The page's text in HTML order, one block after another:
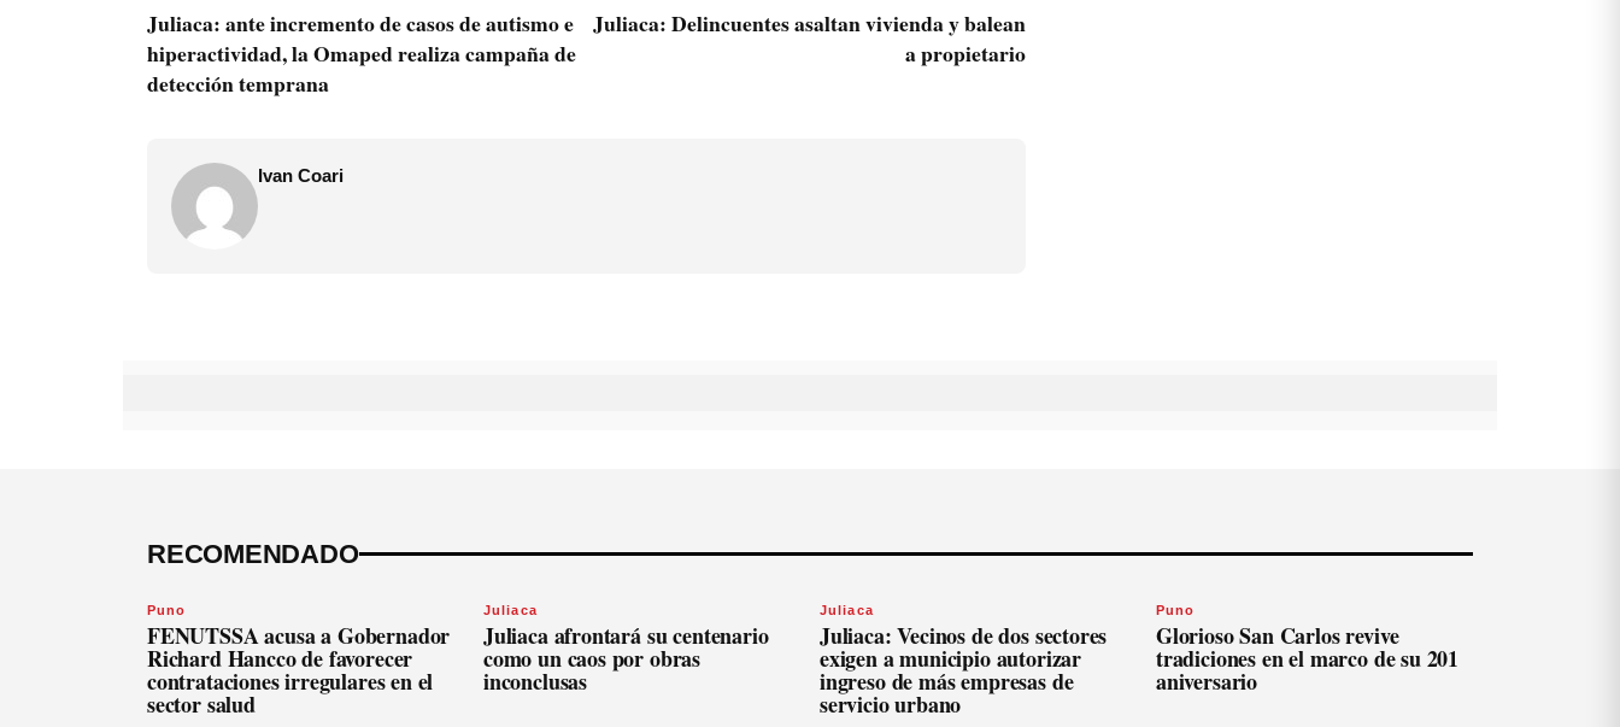
Juliaca: ante incremento de casos de autismo e
hiperactividad, la Omaped realiza campaña de
detección temprana
Juliaca: Delincuentes asaltan vivienda y balean
a propietario
Ivan Coari
RECOMENDADO
Puno
FENUTSSA acusa a Gobernador
Richard Hancco de favorecer
contrataciones irregulares en el
sector salud
Juliaca
Juliaca afrontará su centenario
como un caos por obras
inconclusas
Juliaca
Juliaca: Vecinos de dos sectores
exigen a municipio autorizar
ingreso de más empresas de
servicio urbano
Puno
Glorioso San Carlos revive
tradiciones en el marco de su 201
aniversario